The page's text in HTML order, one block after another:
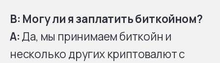
В: Могу ли я заплатить биткойном?
A:Да, мы принимаем биткойн и
несколько других криптовалют с